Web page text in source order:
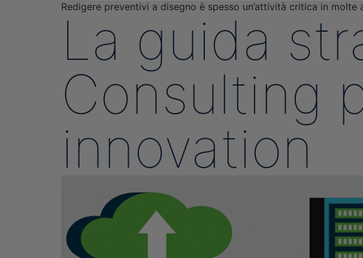
Redigere preventivi a disegno è spesso un’attività critica in molte
La guida
Consulting
innovation